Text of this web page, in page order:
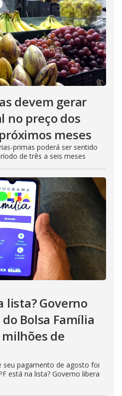
devem gerar
no preço dos
meses
primas poderá ser sentido
de três a seis meses
lista? Governo
Bolsa Família
de
seu pagamento de agosto foi
está na lista? Governo libera